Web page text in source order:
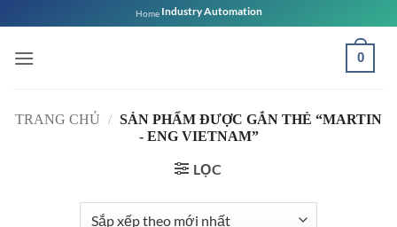
qua
nội
Home Industry Automation
0
TRANG CHỦ / SẢN PHẨM ĐƯỢC GẮN THẺ “MARTIN
- ENG VIETNAM”
LỌC